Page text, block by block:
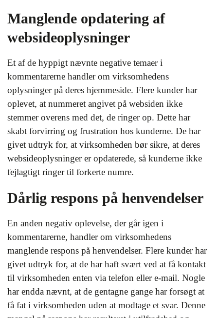
Manglende opdatering af
websideoplysninger
Et af de hyppigt nævnte negative temaer i
kommentarerne handler om virksomhedens
oplysninger på deres hjemmeside. Flere kunder har
oplevet, at nummeret angivet på websiden ikke
stemmer overens med det, de ringer op. Dette har
skabt forvirring og frustration hos kunderne. De har
givet udtryk for, at virksomheden bør sikre, at deres
websideoplysninger er opdaterede, så kunderne ikke
fejlagtigt ringer til forkerte numre.
Dårlig respons på henvendelser
En anden negativ oplevelse, der går igen i
kommentarerne, handler om virksomhedens
manglende respons på henvendelser. Flere kunder har
givet udtryk for, at de har haft svært ved at få kontakt
til virksomheden enten via telefon eller e-mail. Nogle
har endda nævnt, at de gentagne gange har forsøgt at
få fat i virksomheden uden at modtage et svar. Denne